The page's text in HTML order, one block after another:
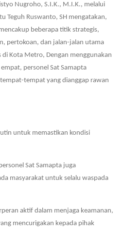
Nugroho, S.I.K., M.I.K., melalui
Teguh Ruswanto, SH mengatakan,
beberapa titik strategis,
pertokoan, dan jalan-jalan utama
di Kota Metro, Dengan menggunakan
personel Sat Samapta
tempat yang dianggap rawan
untuk memastikan kondisi
Sat Samapta juga
masyarakat untuk selalu waspada
aktif dalam menjaga keamanan,
mencurigakan kepada pihak